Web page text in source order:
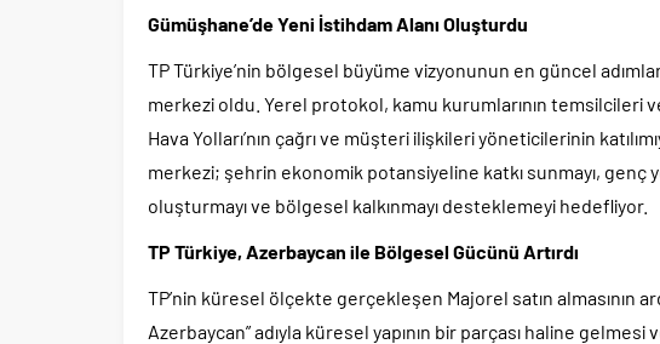
Gümüşhane’de Yeni İstihdam Alanı Oluşturdu
TP Türkiye’nin bölgesel büyüme vizyonunun en güncel
merkezi oldu. Yerel protokol, kamu kurumlarının temsilcileri
Hava Yolları’nın çağrı ve müşteri ilişkileri yöneticilerinin
merkezi; şehrin ekonomik potansiyeline katkı sunmayı, genç
oluşturmayı ve bölgesel kalkınmayı desteklemeyi hedefliyor.
TP Türkiye, Azerbaycan ile Bölgesel Gücünü Artırdı
TP’nin küresel ölçekte gerçekleşen Majorel satın almasının
Azerbaycan” adıyla küresel yapının bir parçası haline gelmesi